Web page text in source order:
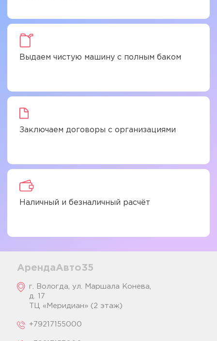
Выдаем чистую машину с полным баком
Заключаем договоры с организациями
Наличный и безналичный расчёт
АрендаАвто35
г. Вологда, ул. Маршала Конева,
д. 17
ТЦ «Меридиан» (2 этаж)
+79217155000